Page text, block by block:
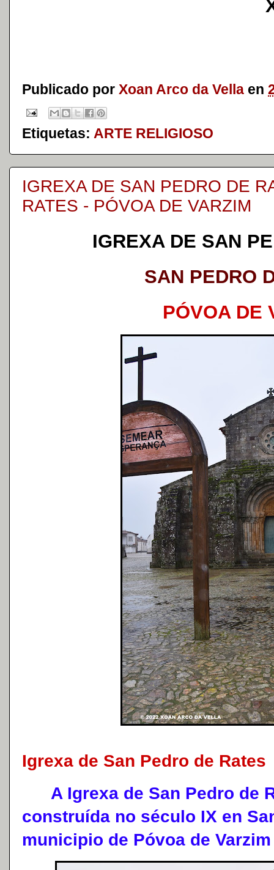
Publicado por Xoan Arco da Vella en
Etiquetas: ARTE RELIGIOSO
IGREXA DE SAN PEDRO DE
RATES - PÓVOA DE VARZIM
IGREXA DE SAN
SAN PEDRO
PÓVOA DE
Igrexa de San Pedro de Rates
A Igrexa de San Pedro de
construída no século IX en
municipio de Póvoa de